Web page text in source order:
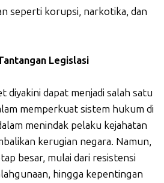
seperti korupsi, narkotika, dan
Legislasi
diyakini dapat menjadi salah satu
memperkuat sistem hukum di
menindak pelaku kejahatan
kerugian negara. Namun,
besar, mulai dari resistensi
hingga kepentingan